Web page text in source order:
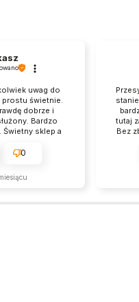
uwag do
prostu świetnie.
dobrze i
Bardzo
Świetny sklep a
0
tutaj
Bez